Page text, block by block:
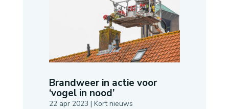
Brandweer in actie voor
‘vogel in nood’
22 apr 2023 | Kort nieuws